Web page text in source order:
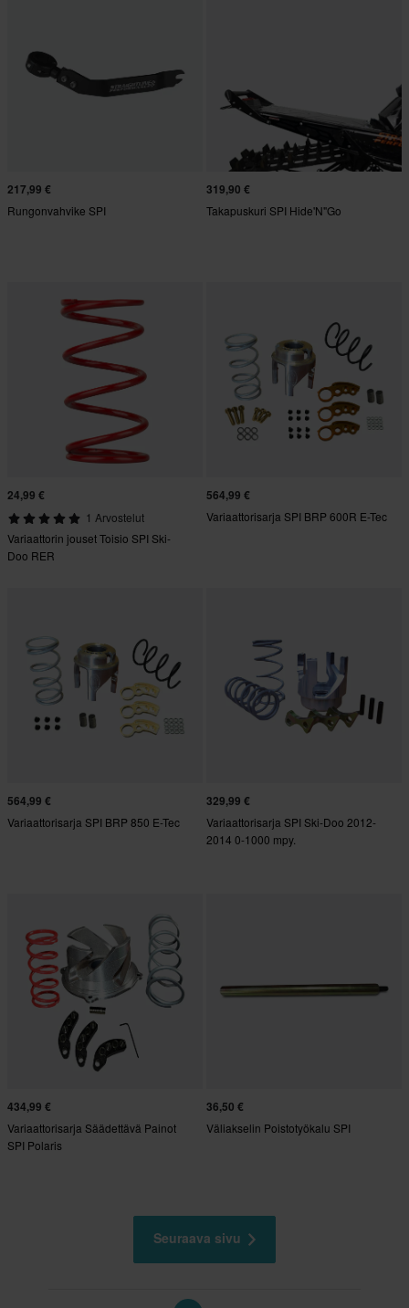
217,99 €
Rungonvahvike SPI
319,90 €
Takapuskuri SPI Hide'N"Go
24,99 €
1 Arvostelut
Variaattorin jouset Toisio SPI Ski-
Doo RER
564,99 €
Variaattorisarja SPI BRP 600R E-Tec
564,99 €
Variaattorisarja SPI BRP 850 E-Tec
329,99 €
Variaattorisarja SPI Ski-Doo 2012-
2014 0-1000 mpy.
434,99 €
Variaattorisarja Säädettävä Painot
SPI Polaris
36,50 €
Väliakselin Poistotyökalu SPI
Seuraava sivu